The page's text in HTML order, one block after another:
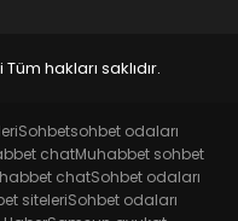
hakları saklıdır.
Sohbetsohbet odaları
chatMuhabbet sohbet
chatSohbet odaları
siteleriSohbet odaları